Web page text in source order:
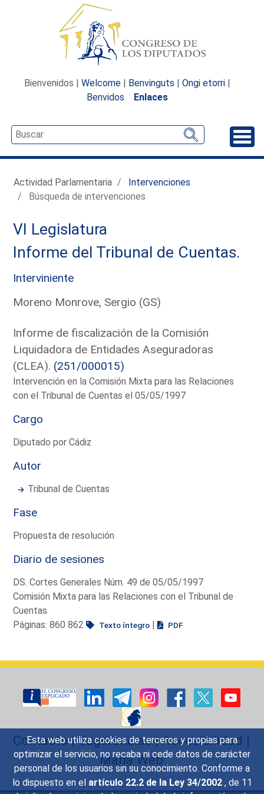
Esta web utiliza cookies de terceros y propias para
optimizar el servicio, no recaba ni cede datos de carácter
personal de los usuarios sin su conocimiento. Conforme a
lo dispuesto en el artículo 22.2 de la Ley 34/2002 , de 11
Bienvenidos | Welcome | Benvinguts | Ongi etorri |
Benvidos
Enlaces
Actividad Parlamentaria
Intervenciones
Búsqueda de intervenciones
VI Legislatura
Informe del Tribunal de Cuentas.
Interviniente
Moreno Monrove, Sergio (GS)
Informe de fiscalización de la Comisión
Liquidadora de Entidades Aseguradoras
(CLEA). (251/000015)
Intervención en la Comisión Mixta para las Relaciones
con el Tribunal de Cuentas el 05/05/1997
Cargo
Diputado por Cádiz
Autor
Tribunal de Cuentas
Fase
Propuesta de resolución
Diario de sesiones
DS. Cortes Generales Núm. 49 de 05/05/1997
Comisión Mixta para las Relaciones con el Tribunal de
Cuentas
Páginas: 860 862
Texto íntegro | PDF
Contacto|Sugerencias|Accesibilidad |
Mapa Web